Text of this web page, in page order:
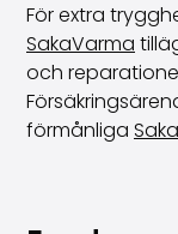
För extra
SakaVarma
och
förmånliga